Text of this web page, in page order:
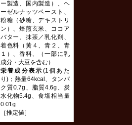
ー製造、国内製造）、ヘ
ーゼルナッツペースト、
粉糖（砂糖、デキストリ
ン）、焙煎玄米、ココア
バター、抹茶／乳化剤、
着色料（黄４、青２、青
１）、香料、（一部に乳
成分・大豆を含む）
栄養成分表示 (1個あた
り)；熱量64kcal、タンパ
ク質0.7g、脂質4.6g、炭
水化物5.4g、食塩相当量
0.01g
［推定値］